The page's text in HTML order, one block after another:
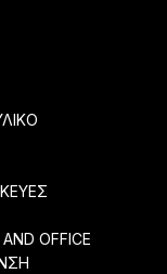
OFFICE